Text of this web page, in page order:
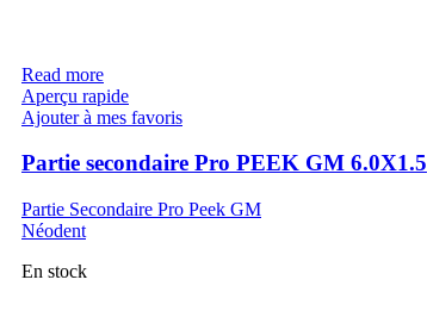
Read more
Aperçu rapide
Ajouter à mes favoris
Partie secondaire Pro PEEK GM 6.0X1.5
Partie Secondaire Pro Peek GM
Néodent
En stock